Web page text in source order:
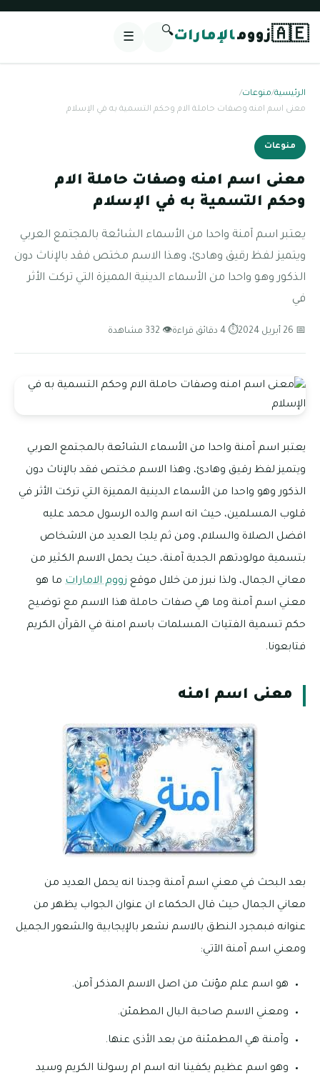
🇦🇪زوومالإمارات🔍
☰
الرئيسية/منوعات/
معنى اسم امنه وصفات حاملة الام وحكم التسمية به في الإسلام
منوعات
معنى اسم امنه وصفات حاملة الام
وحكم التسمية به في الإسلام
يعتبر اسم آمنة واحدا من الأسماء الشائعة بالمجتمع العربي
ويتميز لفظ رقيق وهادئ، وهذا الاسم مختص فقد بالإناث دون
الذكور وهو واحدا من الأسماء الدينية المميزة التي تركت الأثر
في
📅 26 أبريل 2024 ⏱ 4 دقائق قراءة 👁 332 مشاهدة
يعتبر اسم آمنة واحدا من الأسماء الشائعة بالمجتمع العربي
ويتميز لفظ رقيق وهادئ، وهذا الاسم مختص فقد بالإناث دون
الذكور وهو واحدا من الأسماء الدينية المميزة التي تركت الأثر في
قلوب المسلمين، حيث انه اسم والده الرسول محمد عليه
افضل الصلاة والسلام، ومن ثم يلجا العديد من الاشخاص
بتسمية مولودتهم الجدية آمنة، حيث يحمل الاسم الكثير من
معاني الجمال، ولذا نبرز من خلال موقع زووم الامارات ما هو
معني اسم آمنة وما هي صفات حاملة هذا الاسم مع توضيح
حكم تسمية الفتيات المسلمات باسم امنة في القرآن الكريم
فتابعونا.
معنى اسم امنه
بعد البحث في معني اسم آمنة وجدنا انه يحمل العديد من
معاني الجمال حيث قال الحكماء ان عنوان الجواب يظهر من
عنوانه فبمجرد النطق بالاسم نشعر بالإيجابية والشعور الجميل
ومعني اسم آمنة الآتي:
هو اسم علم مؤنث من اصل الاسم المذكر آمن.
ومعني الاسم صاحبة البال المطمئن.
وآمنة هي المطمئنة من بعد الأذى عنها.
وهو اسم عظيم يكفينا انه اسم ام رسولنا الكريم وسيد